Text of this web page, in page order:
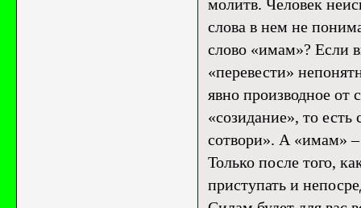
молитв. Человек
слова в нем не
слово «имам»? Если
«перевести»
явно производное от
«созидание», то есть
сотвори». А «имам»
Только после того,
приступать и